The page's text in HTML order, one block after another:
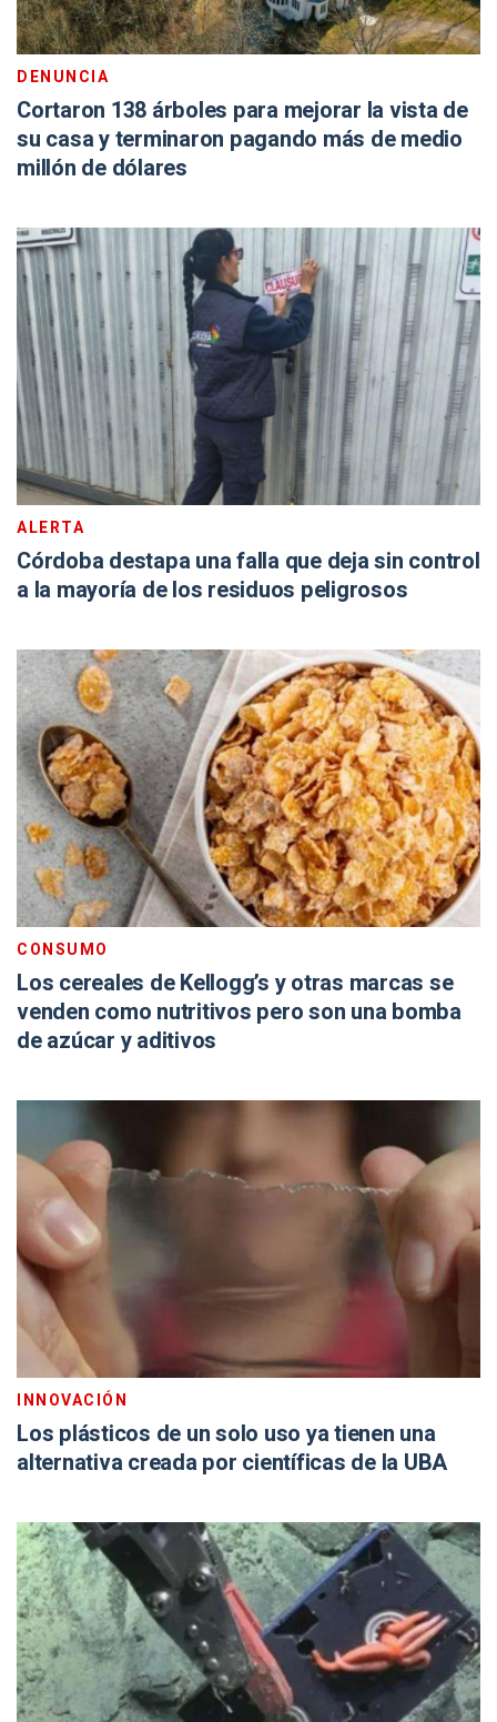
DENUNCIA
Cortaron 138 árboles para mejorar la vista de
su casa y terminaron pagando más de medio
millón de dólares
ALERTA
Córdoba destapa una falla que deja sin control
a la mayoría de los residuos peligrosos
CONSUMO
Los cereales de Kellogg’s y otras marcas se
venden como nutritivos pero son una bomba
de azúcar y aditivos
INNOVACIÓN
Los plásticos de un solo uso ya tienen una
alternativa creada por científicas de la UBA